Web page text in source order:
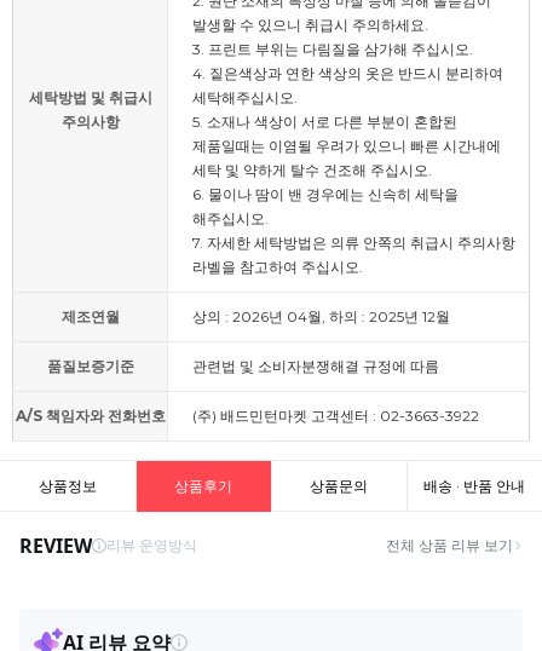
세탁방법 및 취급시
주의사항
발생할 수 있으니 취급시 주의하세요.
3. 프린트 부위는 다림질을 삼가해 주십시오.
4. 짙은색상과 연한 색상의 옷은 반드시 분리하여
세탁해주십시오.
5. 소재나 색상이 서로 다른 부분이 혼합된
제품일때는 이염될 우려가 있으니 빠른 시간내에
세탁 및 약하게 탈수 건조해 주십시오.
6. 물이나 땀이 밴 경우에는 신속히 세탁을
해주십시오.
7. 자세한 세탁방법은 의류 안쪽의 취급시 주의사항
라벨을 참고하여 주십시오.
제조연월 상의 : 2026년 04월, 하의 : 2025년 12월
품질보증기준 관련법 및 소비자분쟁해결 규정에 따름
A/S 책임자와 전화번호 (주) 배드민턴마켓 고객센터 : 02-3663-3922
상품정보 상품후기 상품문의 배송 · 반품 안내